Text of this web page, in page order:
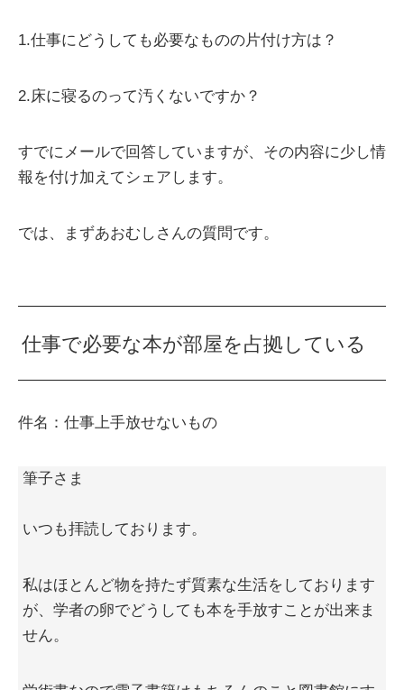
1.仕事にどうしても必要なものの片付け方は？
2.床に寝るのって汚くないですか？
すでにメールで回答していますが、その内容に少し情
報を付け加えてシェアします。
では、まずあおむしさんの質問です。
仕事で必要な本が部屋を占拠している
件名：仕事上手放せないもの
筆子さま
いつも拝読しております。
私はほとんど物を持たず質素な生活をしております
が、学者の卵でどうしても本を手放すことが出来ま
せん。